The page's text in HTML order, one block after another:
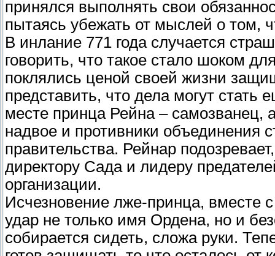
принялся выполнять свои
пытаясь убежать от мыслей о том,
В инлание 771 года случается
говорить, что такое стало шоком
поклялись ценой своей жизни
представить, что дела могут
месте принца Рейна – самозванец,
надвое и противники объединения
правительства. Рейнар
директору Сада и лидеру
организации.
Исчезновение лже-принца, вместе
удар не только имя Ордена, но и
собирается сидеть, сложа руки.